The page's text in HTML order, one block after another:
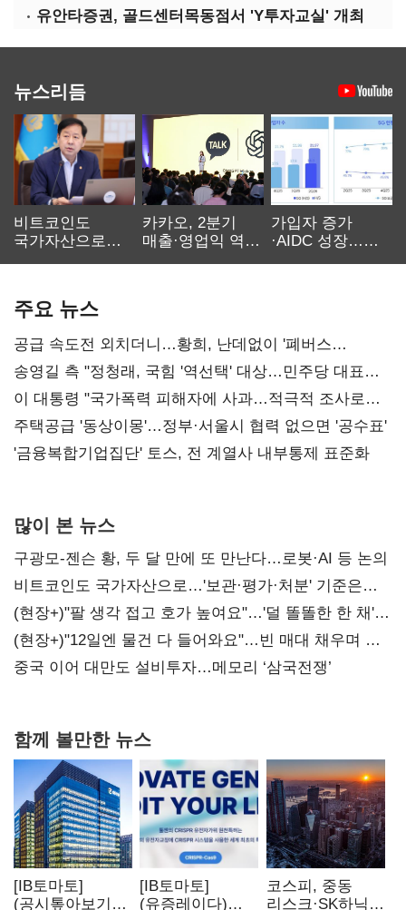
유안타증권, 골드센터목동점서 'Y투자교실' 개최
뉴스리듬
비트코인도
국가자산으로…'
카카오, 2분기
매출·영업익 역대
가입자 증가
·AIDC 성장…
주요 뉴스
공급 속도전 외치더니…황희, 난데없이 '폐버스
리모델링' 제안
송영길 측 "정청래, 국힘 '역선택' 대상…민주당 대표로
총선 지휘 못해"
이 대통령 "국가폭력 피해자에 사과…적극적 조사로
진실 밝혀야"
주택공급 '동상이몽'…정부·서울시 협력 없으면 '공수표'
'금융복합기업집단' 토스, 전 계열사 내부통제 표준화
많이 본 뉴스
구광모-젠슨 황, 두 달 만에 또 만난다…로봇·AI 등 논의
비트코인도 국가자산으로…'보관·평가·처분' 기준은
숙제
(현장+)"팔 생각 접고 호가 높여요"…'덜 똘똘한 한 채'
20억 키맞추기
(현장+)"12일엔 물건 다 들어와요"…빈 매대 채우며 문
연 홈플러스
중국 이어 대만도 설비투자…메모리 ‘삼국전쟁’
함께 볼만한 뉴스
[IB토마토]
(공시톺아보기)
[IB토마토]
(유증레이다)
코스피, 중동
리스크·SK하닉